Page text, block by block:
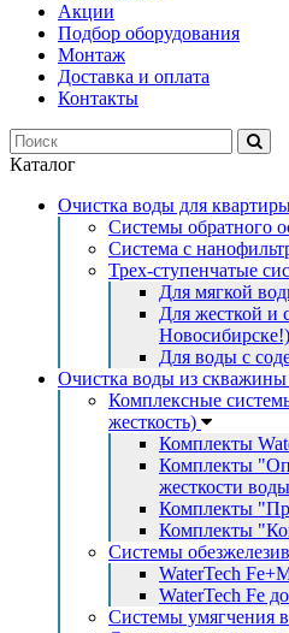
Акции
Подбор оборудования
Монтаж
Доставка и оплата
Контакты
Каталог
Очистка воды для
Системы обратного
Система с
Трех-ступенчатые
Для мягкой
Для жесткой и
Новосибирске!)
Для воды с
Очистка воды из скважины
Комплексные
жесткость)
Комплекты
Комплекты
жесткости
Комплекты
Комплекты
Системы
WaterTech
WaterTech Fe
Системы умягчения